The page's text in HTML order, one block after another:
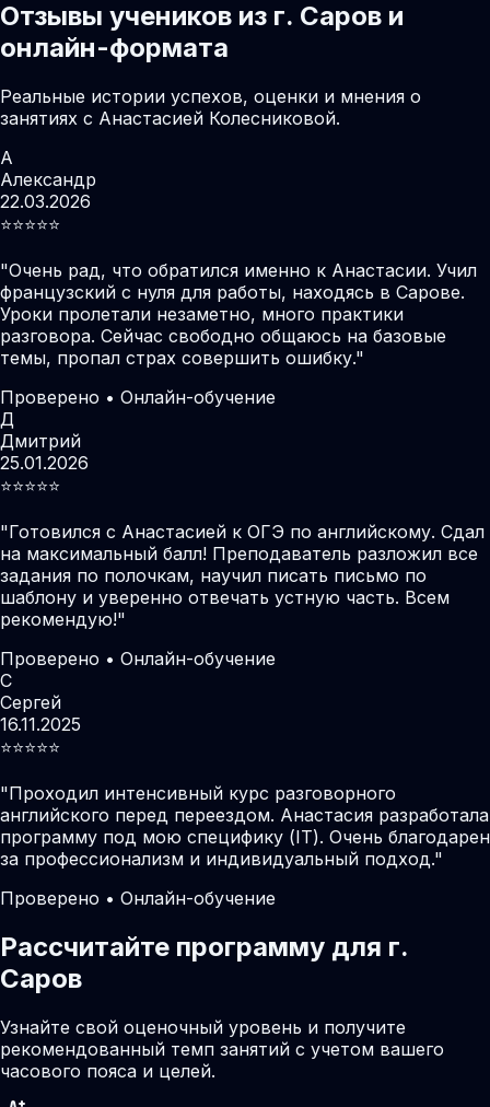
Отзывы учеников из г. Саров и
онлайн-формата
Реальные истории успехов, оценки и мнения о
занятиях с Анастасией Колесниковой.
А
Александр
22.03.2026
⭐️⭐️⭐️⭐️⭐️
"Очень рад, что обратился именно к Анастасии. Учил
французский с нуля для работы, находясь в Сарове.
Уроки пролетали незаметно, много практики
разговора. Сейчас свободно общаюсь на базовые
темы, пропал страх совершить ошибку."
Проверено • Онлайн-обучение
Д
Дмитрий
25.01.2026
⭐️⭐️⭐️⭐️⭐️
"Готовился с Анастасией к ОГЭ по английскому. Сдал
на максимальный балл! Преподаватель разложил все
задания по полочкам, научил писать письмо по
шаблону и уверенно отвечать устную часть. Всем
рекомендую!"
Проверено • Онлайн-обучение
С
Сергей
16.11.2025
⭐️⭐️⭐️⭐️⭐️
"Проходил интенсивный курс разговорного
английского перед переездом. Анастасия разработала
программу под мою специфику (IT). Очень благодарен
за профессионализм и индивидуальный подход."
Проверено • Онлайн-обучение
Рассчитайте программу для г.
Саров
Узнайте свой оценочный уровень и получите
рекомендованный темп занятий с учетом вашего
часового пояса и целей.